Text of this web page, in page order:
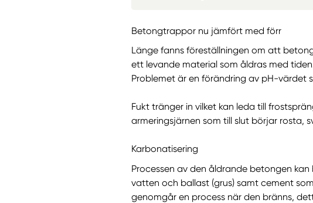
Betongtrappor nu jämfört med förr
Länge fanns föreställningen om att
ett levande material som åldras med
Problemet är en förändring av pH-värdet
Fukt tränger in vilket kan leda till
armeringsjärnen som till slut börjar rosta,
Karbonatisering
Processen av den åldrande betongen
vatten och ballast (grus) samt cement
genomgår en process när den bränns,